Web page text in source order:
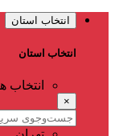
انتخاب استان
انتخاب استان
انتخاب
×